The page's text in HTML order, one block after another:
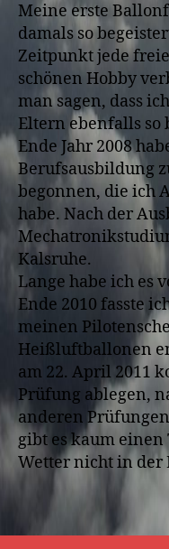
Meine erste
damals so
Zeitpunkt jede
schönen Hobby
man sagen, dass
Eltern ebenfalls so
Ende Jahr 2008
Berufsausbildung
begonnen, die ich
habe. Nach der
Kalsruhe.
Lange habe ich es
Ende 2010 fasste
meinen
Heißluftballonen
am 22. April 2011
Prüfung ablegen,
anderen
gibt es kaum einen
Wetter nicht in der